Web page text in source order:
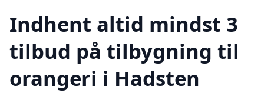
Indhent altid mindst 3
tilbud på tilbygning til
orangeri i Hadsten